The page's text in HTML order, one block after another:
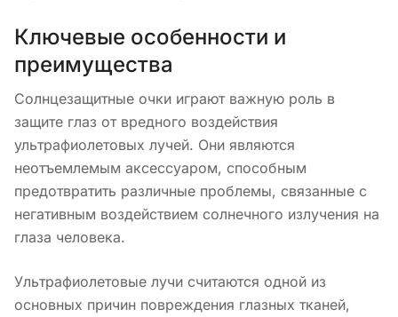
Ключевые особенности и
преимущества
Солнцезащитные очки играют важную роль в
защите глаз от вредного воздействия
ультрафиолетовых лучей. Они являются
неотъемлемым аксессуаром, способным
предотвратить различные проблемы, связанные с
негативным воздействием солнечного излучения на
глаза человека.
Ультрафиолетовые лучи считаются одной из
основных причин повреждения глазных тканей,